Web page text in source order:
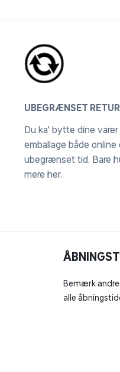
UBEGRÆNSET
Du ka' bytte dine
emballage både
ubegrænset tid. Bare
mere her.
Bemærk
alle